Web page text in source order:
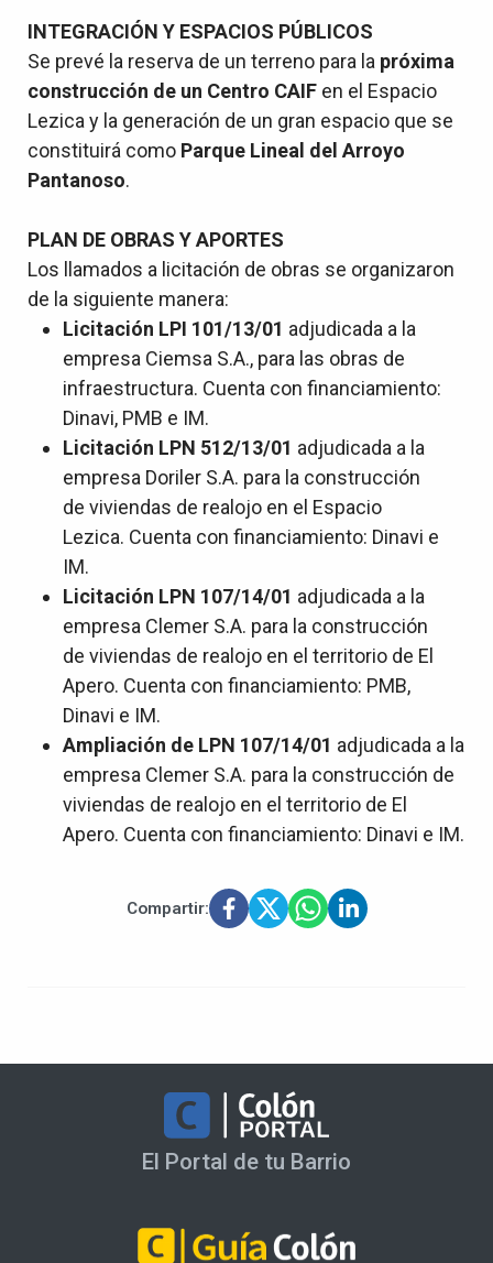
INTEGRACIÓN Y ESPACIOS PÚBLICOS
Se prevé la reserva de un terreno para la próxima
construcción de un Centro CAIF en el Espacio
Lezica y la generación de un gran espacio que se
constituirá como Parque Lineal del Arroyo
Pantanoso.
PLAN DE OBRAS Y APORTES
Los llamados a licitación de obras se organizaron
de la siguiente manera:
Licitación LPI 101/13/01 adjudicada a la
empresa Ciemsa S.A., para las obras de
infraestructura. Cuenta con financiamiento:
Dinavi, PMB e IM.
Licitación LPN 512/13/01 adjudicada a la
empresa Doriler S.A. para la construcción
de viviendas de realojo en el Espacio
Lezica. Cuenta con financiamiento: Dinavi e
IM.
Licitación LPN 107/14/01 adjudicada a la
empresa Clemer S.A. para la construcción
de viviendas de realojo en el territorio de El
Apero. Cuenta con financiamiento: PMB,
Dinavi e IM.
Ampliación de LPN 107/14/01 adjudicada a la
empresa Clemer S.A. para la construcción de
viviendas de realojo en el territorio de El
Apero. Cuenta con financiamiento: Dinavi e IM.
Compartir:
El Portal de tu Barrio